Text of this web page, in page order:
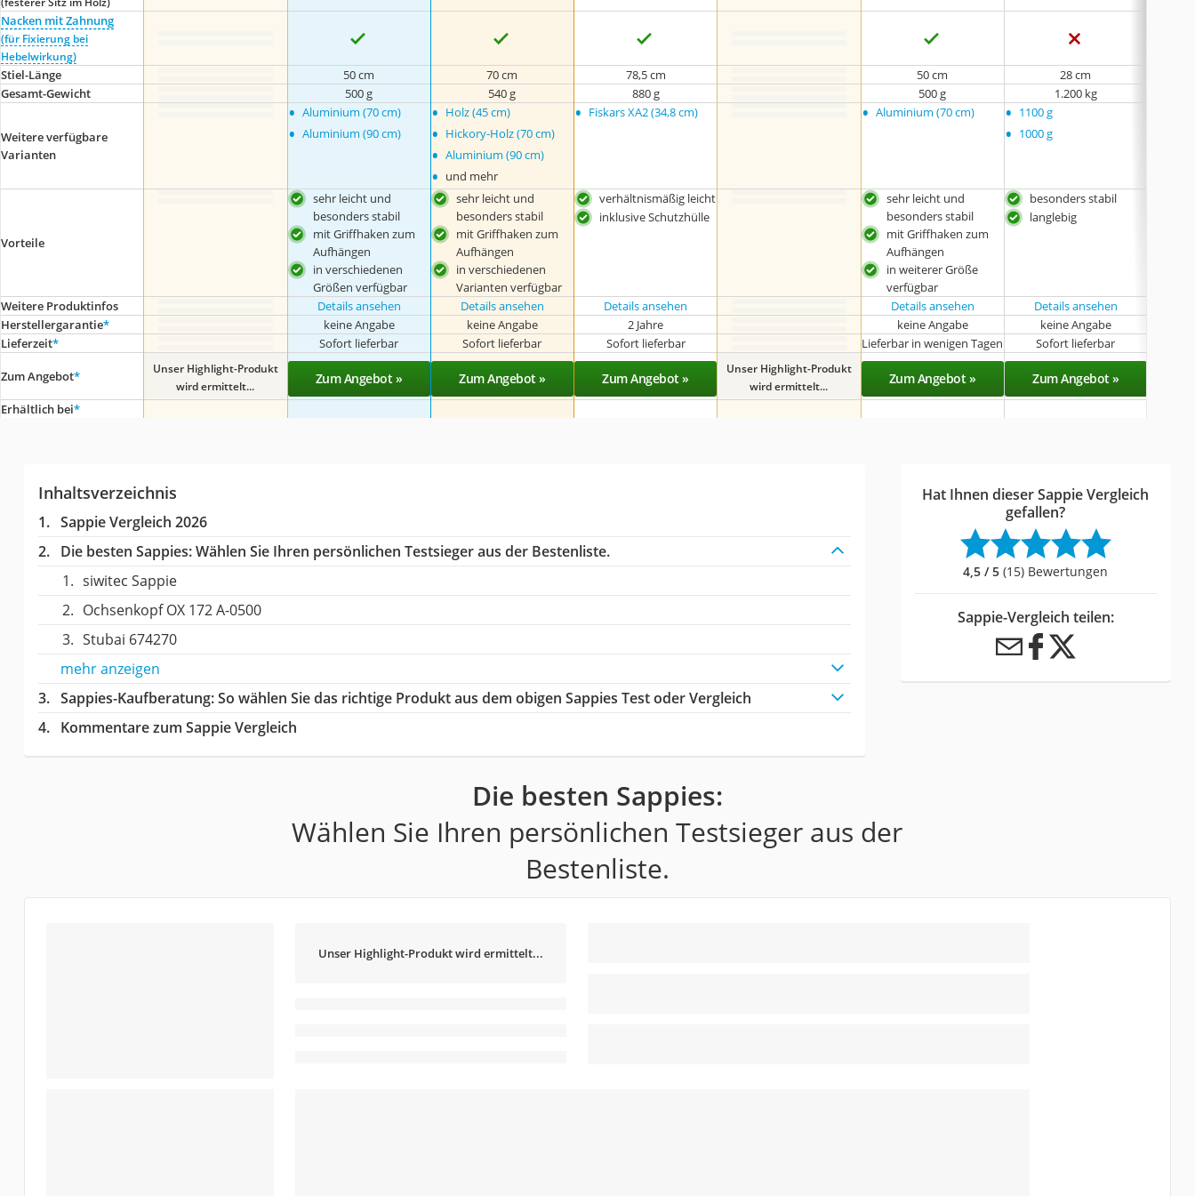
Nacken mit Zahnung
(für Fixierung bei
Hebelwirkung)
Stiel-Länge 50 cm 70 cm 78,5 cm 50 cm
28 cm
Gesamt-Gewicht
500 g 540 g 880 g 500 g 1.200 kg
Weitere verfügbare
Varianten
• Aluminium (70 cm)
• Aluminium (90 cm)
• Holz (45 cm)
• Hickory-Holz (70 cm)
• Aluminium (90 cm)
• und mehr
• Fiskars XA2 (34,8 cm) • Aluminium (70 cm) • 1100 g
• 1000 g
Vorteile
sehr leicht und
besonders stabil
mit Griffhaken zum
Aufhängen
in verschiedenen
Größen verfügbar
sehr leicht und
besonders stabil
mit Griffhaken zum
Aufhängen
in verschiedenen
Varianten verfügbar
verhältnismäßig leicht
inklusive Schutzhülle
sehr leicht und
besonders stabil
mit Griffhaken zum
Aufhängen
in weiterer Größe
verfügbar
besonders stabil
langlebig
Weitere Produktinfos Details ansehen Details ansehen Details ansehen Details ansehen Details ansehen
Herstellergarantie* keine Angabe keine Angabe 2 Jahre keine Angabe keine Angabe
Lieferzeit* Sofort lieferbar Sofort lieferbar Sofort lieferbar Lieferbar in wenigen Tagen Sofort lieferbar
Zum Angebot*
Unser Highlight-Produkt
wird ermittelt...
Zum Angebot » Zum Angebot » Zum Angebot »
Unser Highlight-Produkt
wird ermittelt...
Zum Angebot » Zum Angebot »
Erhältlich bei*
Inhaltsverzeichnis
Sappie Vergleich 2026
Die besten Sappies:Wählen Sie Ihren persönlichen Testsieger aus der Bestenliste.
siwitec Sappie
Ochsenkopf OX 172 A-0500
Stubai ‎674270
mehr anzeigen
Sappies-Kaufberatung: So wählen Sie das richtige Produkt aus dem obigen Sappies Test oder Vergleich
Kommentare zum Sappie Vergleich
Hat Ihnen dieser Sappie Vergleich
gefallen?
4,5 / 5 (15) Bewertungen
Sappie-Vergleich teilen:
Die besten Sappies:
Wählen Sie Ihren persönlichen Testsieger aus der
Bestenliste.
Unser Highlight-Produkt wird ermittelt...